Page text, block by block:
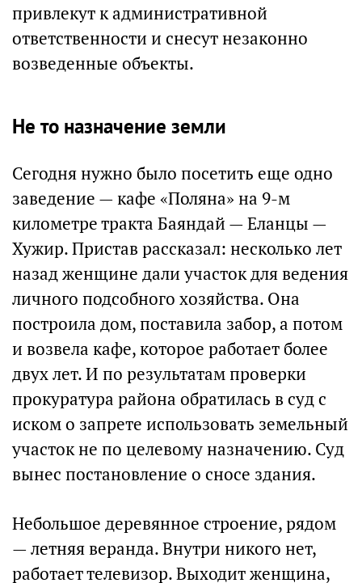
привлекут к административной
ответственности и снесут незаконно
возведенные объекты.
Не то назначение земли
Сегодня нужно было посетить еще одно
заведение — кафе «Поляна» на 9-м
километре тракта Баяндай — Еланцы —
Хужир. Пристав рассказал: несколько лет
назад женщине дали участок для ведения
личного подсобного хозяйства. Она
построила дом, поставила забор, а потом
и возвела кафе, которое работает более
двух лет. И по результатам проверки
прокуратура района обратилась в суд с
иском о запрете использовать земельный
участок не по целевому назначению. Суд
вынес постановление о сносе здания.
Небольшое деревянное строение, рядом
— летняя веранда. Внутри никого нет,
работает телевизор. Выходит женщина,